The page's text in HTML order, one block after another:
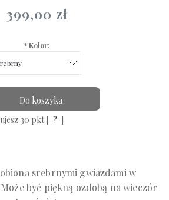
399,00 zł
*Kolor:
Do koszyka
30 pkt [ ? ]
srebrnymi gwiazdami w
być piękną ozdobą na wieczór